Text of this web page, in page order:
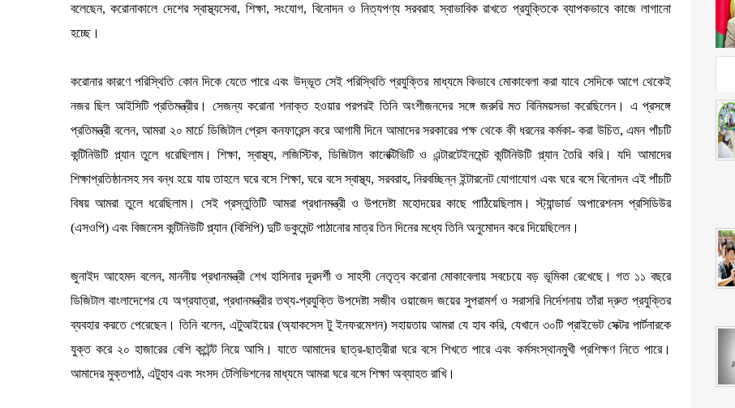
বলেছেন, করোনাকালে দেশের স্বাস্থ্যসেবা, শিক্ষা, সংযোগ, বিনোদন ও নিত্যপণ্য সরবরাহ স্বাভাবিক রাখতে প্রযুক্তিকে ব্যাপকভাবে কাজে লাগানো
হচ্ছে।
করোনার কারণে পরিস্থিতি কোন দিকে যেতে পারে এবং উদ্ভূত সেই পরিস্থিতি প্রযুক্তির মাধ্যমে কিভাবে মোকাবেলা করা যাবে সেদিকে আগে থেকেই
নজর ছিল আইসিটি প্রতিমন্ত্রীর। সেজন্য করোনা শনাক্ত হওয়ার পরপরই তিনি অংশীজনদের সঙ্গে জরুরি মত বিনিময়সভা করেছিলেন। এ প্রসঙ্গে
প্রতিমন্ত্রী বলেন, আমরা ২০ মার্চে ডিজিটাল প্রেস কনফারেন্স করে আগামী দিনে আমাদের সরকারের পক্ষ থেকে কী ধরনের কর্মকা- করা উচিত, এমন পাঁচটি
কন্টিনিউটি প্ল্যান তুলে ধরেছিলাম। শিক্ষা, স্বাস্থ্য, লজিস্টিক, ডিজিটাল কানেক্টিভিটি ও এন্টারটেইনমেন্ট কন্টিনিউটি প্ল্যান তৈরি করি। যদি আমাদের
শিক্ষাপ্রতিষ্ঠানসহ সব বন্ধ হয়ে যায় তাহলে ঘরে বসে শিক্ষা, ঘরে বসে স্বাস্থ্য, সরবরাহ, নিরবচ্ছিন্ন ইন্টারনেট যোগাযোগ এবং ঘরে বসে বিনোদন এই পাঁচটি
বিষয় আমরা তুলে ধরেছিলাম। সেই প্রস্তুতিটি আমরা প্রধানমন্ত্রী ও উপদেষ্টা মহোদয়ের কাছে পাঠিয়েছিলাম। স্ট্যান্ডার্ড অপারেশনস প্রসিডিউর
(এসওপি) এবং বিজনেস কন্টিনিউটি প্ল্যান (বিসিপি) দুটি ডকুমেন্ট পাঠানোর মাত্র তিন দিনের মধ্যে তিনি অনুমোদন করে দিয়েছিলেন।
জুনাইদ আহেমদ বলেন, মাননীয় প্রধানমন্ত্রী শেখ হাসিনার দূরদর্শী ও সাহসী নেতৃত্ব করোনা মোকাবেলায় সবচেয়ে বড় ভূমিকা রেখেছে। গত ১১ বছরে
ডিজিটাল বাংলাদেশের যে অগ্রযাত্রা, প্রধানমন্ত্রীর তথ্য-প্রযুক্তি উপদেষ্টা সজীব ওয়াজেদ জয়ের সুপরামর্শ ও সরাসরি নির্দেশনায় তাঁরা দ্রুত প্রযুক্তির
ব্যবহার করতে পেরেছেন। তিনি বলেন, এটুআইয়ের (অ্যাকসেস টু ইনফরমেশন) সহায়তায় আমরা যে হাব করি, যেখানে ৩০টি প্রাইভেট সেক্টর পার্টনারকে
যুক্ত করে ২০ হাজারের বেশি কন্টেন্ট নিয়ে আসি। যাতে আমাদের ছাত্র-ছাত্রীরা ঘরে বসে শিখতে পারে এবং কর্মসংস্থানমুখী প্রশিক্ষণ নিতে পারে।
আমাদের মুক্তপাঠ, এটুহাব এবং সংসদ টেলিভিশনের মাধ্যমে আমরা ঘরে বসে শিক্ষা অব্যাহত রাখি।